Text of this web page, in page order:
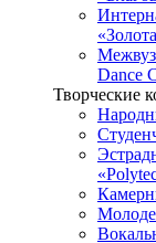
Dance
Творческие